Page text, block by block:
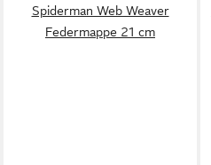
Spiderman Web Weaver
Federmappe 21 cm